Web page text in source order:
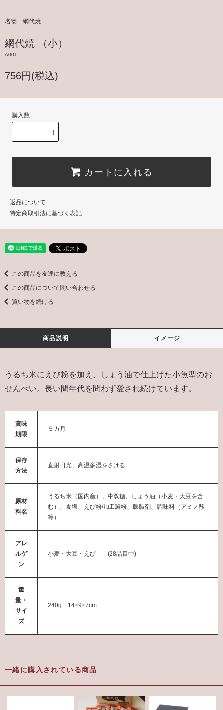
名物 網代焼
網代焼 （小）
A001
756円(税込)
購入数
カートに入れる
返品について
特定商取引法に基づく表記
この商品を友達に教える
この商品について問い合わせる
買い物を続ける
商品説明 イメージ
うるち米にえび粉を加え、しょう油で仕上げた小魚型のお
せんべい。長い間年代を問わず愛され続けています。
賞味
期限
５カ月
保存
方法
直射日光、高温多湿をさける
原材
料名
うるち米（国内産）、中双糖、しょう油（小麦・大豆を含
む）、食塩、えび粉/加工澱粉、膨脹剤、調味料（アミノ酸
等）
アレ
ルゲ
ン
小麦・大豆・えび (28品目中)
重
量・
サイ
ズ
240g 14×9×7cm
一緒に購入されている商品